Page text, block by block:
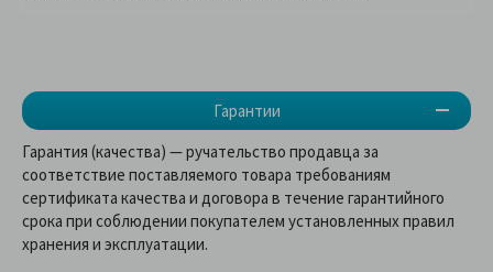
Гарантии
Гарантия (качества) — ручательство продавца за
соответствие поставляемого товара требованиям
сертификата качества и договора в течение гарантийного
срока при соблюдении покупателем установленных правил
хранения и эксплуатации.